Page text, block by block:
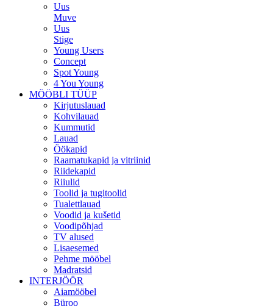
Uus
Muve
Uus
Stige
Young Users
Concept
Spot Young
4 You Young
MÖÖBLI TÜÜP
Kirjutuslauad
Kohvilauad
Kummutid
Lauad
Öökapid
Raamatukapid ja vitriinid
Riidekapid
Riiulid
Toolid ja tugitoolid
Tualettlauad
Voodid ja kušetid
Voodipõhjad
TV alused
Lisaesemed
Pehme mööbel
Madratsid
INTERJÖÖR
Aiamööbel
Büroo